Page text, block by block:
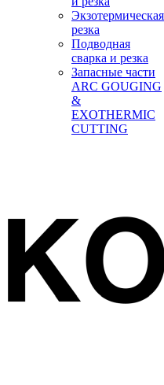
Экзотермическая
резка
Подводная
сварка и резка
Запасные части
ARC GOUGING
&
EXOTHERMIC
CUTTING